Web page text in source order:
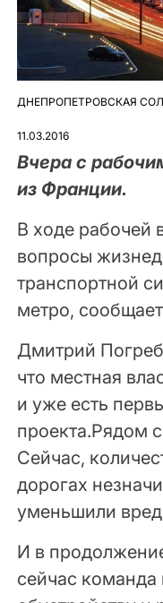
ОПУБЛІКУВАТИ
ДНЕПРОПЕТРОВСКАЯ
11.03.2016
Вчера с
из Франции.
В ходе рабочей
вопросы
транспортной
метро,
Дмитрий
что местная
и уже есть
проекта.Рядом
Сейчас,
дорогах
уменьшили
И в
сейчас